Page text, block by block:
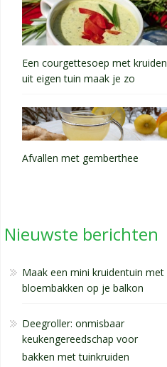
Een courgettesoep met kruiden
uit eigen tuin maak je zo
Afvallen met gemberthee
Nieuwste berichten
Maak een mini kruidentuin met
bloembakken op je balkon
Deegroller: onmisbaar
keukengereedschap voor
bakken met tuinkruiden